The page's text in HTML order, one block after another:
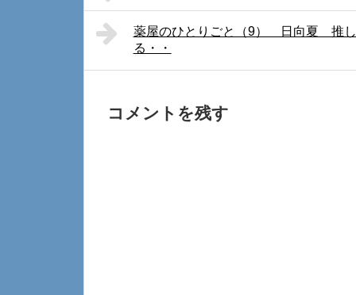
薬屋のひとりごと（9） 日向夏 推
る・・
コメントを残す